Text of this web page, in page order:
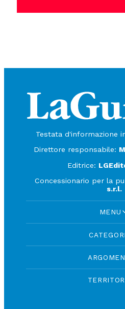
Testata d'informazione
Direttore responsabile:
Editrice:
Concessionario per la
s.r.l.
MENU